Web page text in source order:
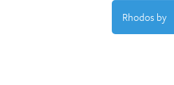
Rhodos by